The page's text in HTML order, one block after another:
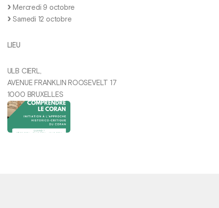
Mercredi 9 octobre
Samedi 12 octobre
LIEU
ULB CIERL,
AVENUE FRANKLIN ROOSEVELT 17
1000 BRUXELLES